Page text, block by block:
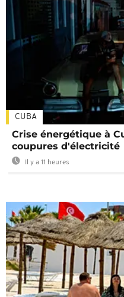
CUBA
Crise énergétique à
coupures d'électricité
Il y a 11 heures